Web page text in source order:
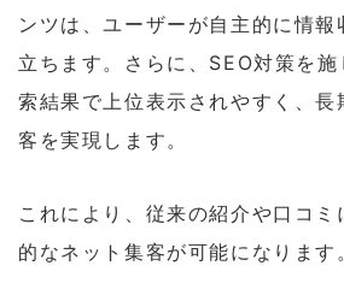
ンツは、ユーザーが自主的に情報
立ちます。さらに、SEO対策を
索結果で上位表示されやすく、長
客を実現します。
これにより、従来の紹介や口コ
的なネット集客が可能になります